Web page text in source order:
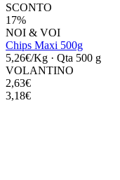
SCONTO
17%
NOI & VOI
Chips Maxi 500g
5,26€/Kg · Qta 500 g
VOLANTINO
2,63€
3,18€